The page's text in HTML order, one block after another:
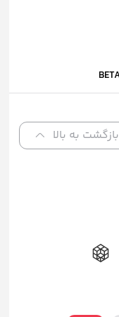
بازگشت به بالا